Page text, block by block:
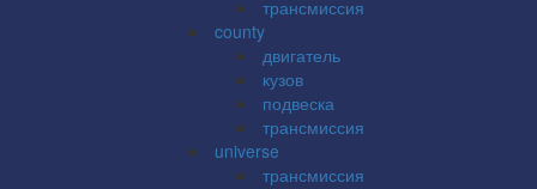
трансмиссия
county
двигатель
кузов
подвеска
трансмиссия
universe
трансмиссия